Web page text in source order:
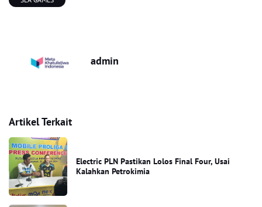
admin
Artikel Terkait
Electric PLN Pastikan Lolos Final Four, Usai
Kalahkan Petrokimia